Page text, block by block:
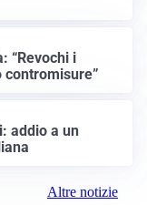
“Revochi i
addio a un
Altre notizie